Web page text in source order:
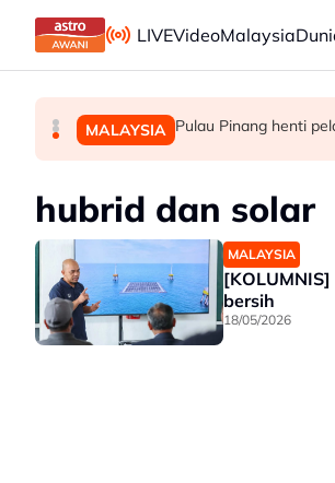
Skip to main content
LIVEVideoMalaysia
DUNIA Syarikat Minyak Nasional
SUKAN Hakim Danish kekal
MALAYSIA Pulau Pinang henti
hubrid dan solar
MALAYSIA
bersih
18/05/2026